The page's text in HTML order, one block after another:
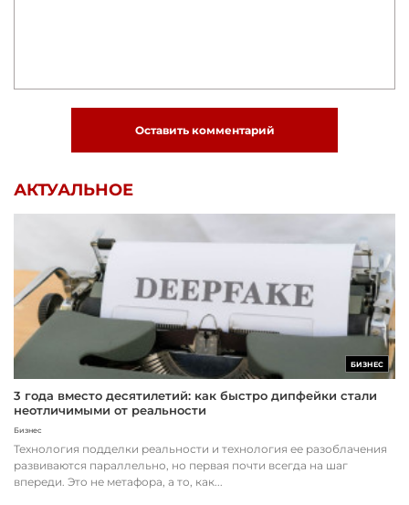
Оставить комментарий
АКТУАЛЬНОЕ
БИЗНЕС
3 года вместо десятилетий: как быстро дипфейки стали
неотличимыми от реальности
Бизнес
Технология подделки реальности и технология ее разоблачения
развиваются параллельно, но первая почти всегда на шаг
впереди. Это не метафора, а то, как...